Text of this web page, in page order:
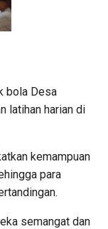
bola Desa
latihan harian di
kemampuan
para
semangat dan